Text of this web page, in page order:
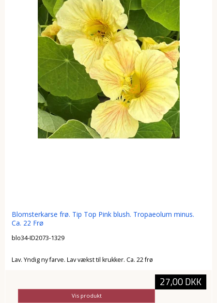
Blomsterkarse frø. Tip Top Pink blush. Tropaeolum minus.
Ca. 22 Frø
blo34-ID2073-1329
Lav. Yndig ny farve. Lav vækst til krukker. Ca. 22 frø
27,00 DKK
Vis produkt